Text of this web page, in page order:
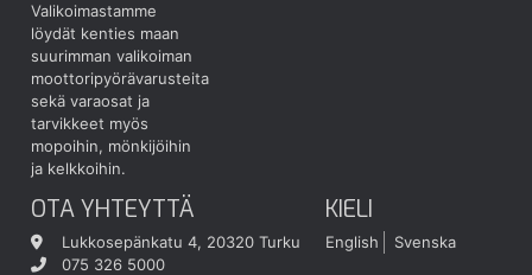
Valikoimastamme
löydät kenties maan
suurimman valikoiman
moottoripyörävarusteita
sekä varaosat ja
tarvikkeet myös
mopoihin, mönkijöihin
ja kelkkoihin.
OTA YHTEYTTÄ
Lukkosepänkatu 4, 20320 Turku
075 326 5000
KIELI
English Svenska